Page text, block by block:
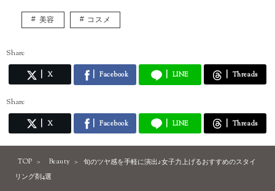
美容 コスメ
Share
X Facebook LINE Threads
Share
X Facebook LINE Threads
TOP Beauty
旬のツヤ感を手軽に演出♪女子力上げるおすすめのスタイ
リング剤4選